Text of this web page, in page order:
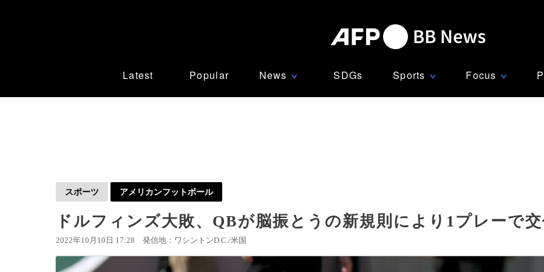
Latest Popular News ∨ SDGs Sports ∨ Focus ∨
スポーツ アメリカンフットボール
ドルフィンズ大敗、QBが脳振とうの新規則により1プレーで
2022年10月10日 17:28 発信地：ワシントンD.C./米国